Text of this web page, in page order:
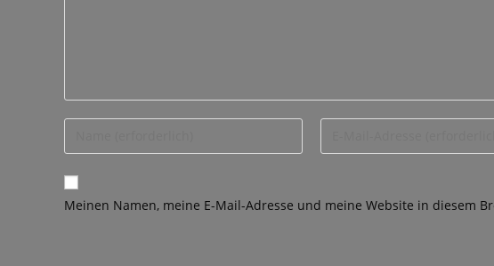
Meinen Namen, meine E-Mail-Adresse und meine Website in diesem